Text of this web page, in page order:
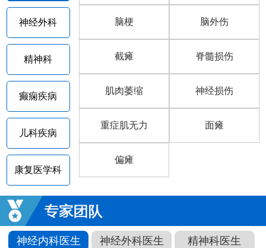
神经外科
精神科
癫痫疾病
儿科疾病
康复医学科
脑梗 脑外伤
截瘫 脊髓损伤
肌肉萎缩 神经损伤
重症肌无力 面瘫
偏瘫
神经内科医生 神经外科医生 精神科医生